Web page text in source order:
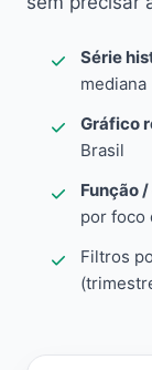
Série
mediana
Gráfico
Brasil
Função
por foco
Filtros